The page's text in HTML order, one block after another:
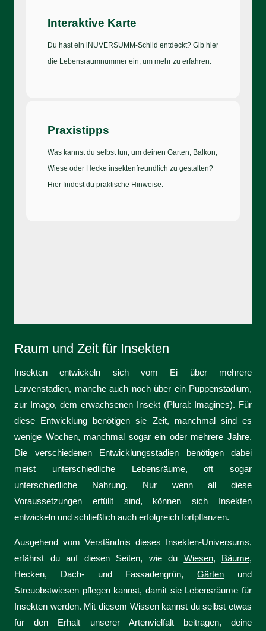
Interaktive Karte
Du hast ein iNUVERSUMM-Schild entdeckt? Gib hier
die Lebensraumnummer ein, um mehr zu erfahren.
Praxistipps
Was kannst du selbst tun, um deinen Garten, Balkon,
Wiese oder Hecke insektenfreundlich zu gestalten?
Hier findest du praktische Hinweise.
Raum und Zeit für Insekten
Insekten entwickeln sich vom Ei über mehrere
Larvenstadien, manche auch noch über ein Puppenstadium,
zur Imago, dem erwachsenen Insekt (Plural: Imagines). Für
diese Entwicklung benötigen sie Zeit, manchmal sind es
wenige Wochen, manchmal sogar ein oder mehrere Jahre.
Die verschiedenen Entwicklungsstadien benötigen dabei
meist unterschiedliche Lebensräume, oft sogar
unterschiedliche Nahrung. Nur wenn all diese
Voraussetzungen erfüllt sind, können sich Insekten
entwickeln und schließlich auch erfolgreich fortpflanzen.
Ausgehend vom Verständnis dieses Insekten-Universums,
erfährst du auf diesen Seiten, wie du Wiesen, Bäume,
Hecken, Dach- und Fassadengrün,Gärten und
Streuobstwiesen pflegen kannst, damit sie Lebensräume für
Insekten werden. Mit diesem Wissen kannst du selbst etwas
für den Erhalt unserer Artenvielfalt beitragen, deine